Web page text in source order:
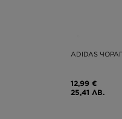
ADIDAS
12,99 €
25,41 ЛВ.